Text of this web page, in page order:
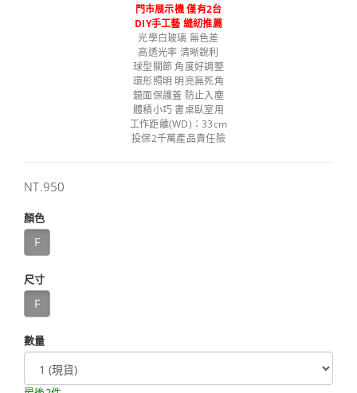
門市展示機 僅有2台
DIY手工藝 縫紉推薦
光學白玻璃 無色差
高透光率 清晰銳利
球型關節 角度好調整
環形照明 明亮無死角
鏡面保護蓋 防止入塵
體積小巧 書桌臥室用
工作距離(WD)：33cm
投保2千萬產品責任險
售
NT.950
顏色
F
尺寸
F
數量